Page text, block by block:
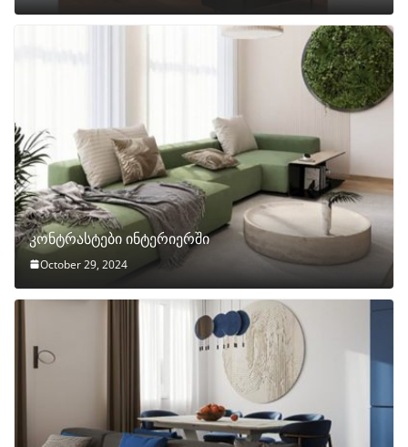
კონტრასტები ინტერიერში
October 29, 2024